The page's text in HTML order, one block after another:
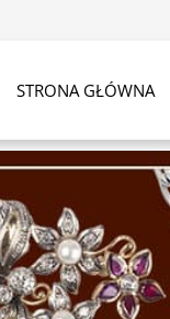
STRONA GŁÓWNA